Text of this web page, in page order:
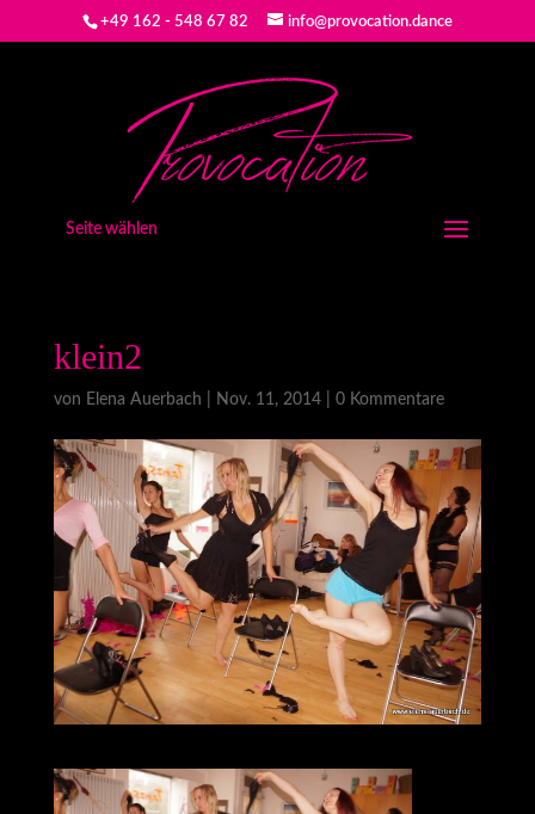
+49 162 - 548 67 82 info@provocation.dance
Seite wählen
klein2
von Elena Auerbach Nov. 11, 2014| 0 Kommentare